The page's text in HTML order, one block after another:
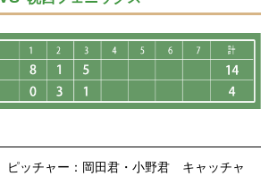
ピッチャー：岡田君・小野君 キャッチャ